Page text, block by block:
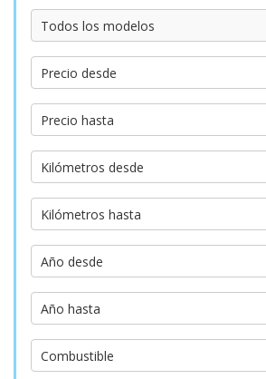
Modelo
Todos los modelos
Precio
desde
Precio desde
Precio
hasta
Precio hasta
Kilómetros
desde
Kilómetros desde
Kilómetros
hasta
Kilómetros hasta
Año
desde
Año desde
Año
hasta
Año hasta
Tipo
de
Combustible